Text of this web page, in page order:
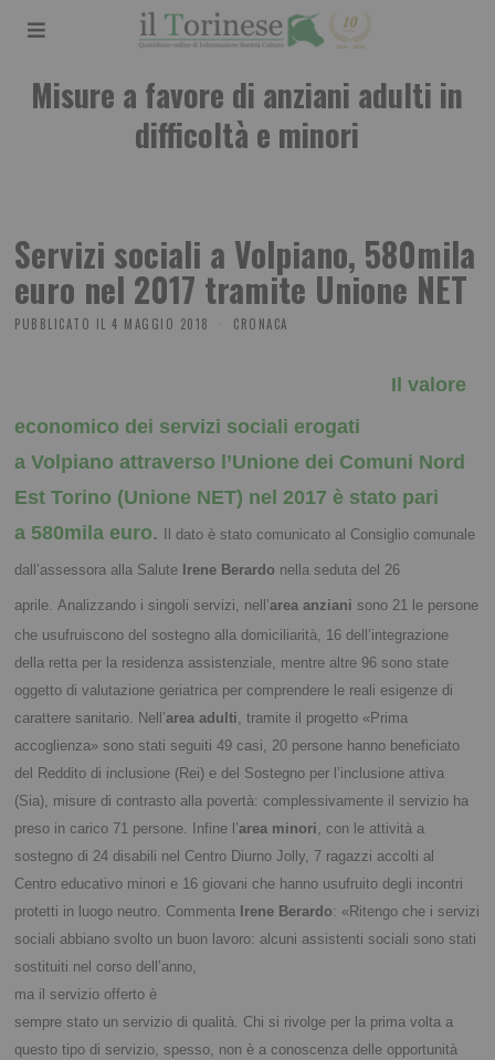
Misure a favore di anziani adulti in
difficoltà e minori
Servizi sociali a Volpiano, 580mila
euro nel 2017 tramite Unione NET
PUBBLICATO IL 4 MAGGIO 2018 CRONACA
Il valore
economico dei servizi sociali erogati
a Volpiano attraverso l’Unione dei Comuni Nord
Est Torino (Unione NET) nel 2017 è stato pari
a 580mila euro. Il dato è stato comunicato al Consiglio comunale
dall’assessora alla Salute Irene Berardo nella seduta del 26
aprile.Analizzando i singoli servizi, nell’area anziani sono 21 le persone
che usufruiscono del sostegno alla domiciliarità, 16 dell’integrazione
della retta per la residenza assistenziale, mentre altre 96 sono state
oggetto di valutazione geriatrica per comprendere le reali esigenze di
carattere sanitario. Nell’area adulti , tramite il progetto «Prima
accoglienza» sono stati seguiti 49 casi, 20 persone hanno beneficiato
del Reddito di inclusione (Rei) e del Sostegno per l’inclusione attiva
(Sia), misure di contrasto alla povertà: complessivamente il servizio ha
preso in carico 71 persone. Infine l’area minori , con le attività a
sostegno di 24 disabili nel Centro Diurno Jolly, 7 ragazzi accolti al
Centro educativo minori e 16 giovani che hanno usufruito degli incontri
protetti in luogo neutro. Commenta Irene Berardo: «Ritengo che i servizi
sociali abbiano svolto un buon lavoro:alcuni assistenti sociali sono stati
sostituiti nel corso dell’anno,
ma il servizio offerto è
sempre stato un servizio di qualità. Chi si rivolge per la prima volta a
questo tipo di servizio, spesso, non è a conoscenza delle opportunità